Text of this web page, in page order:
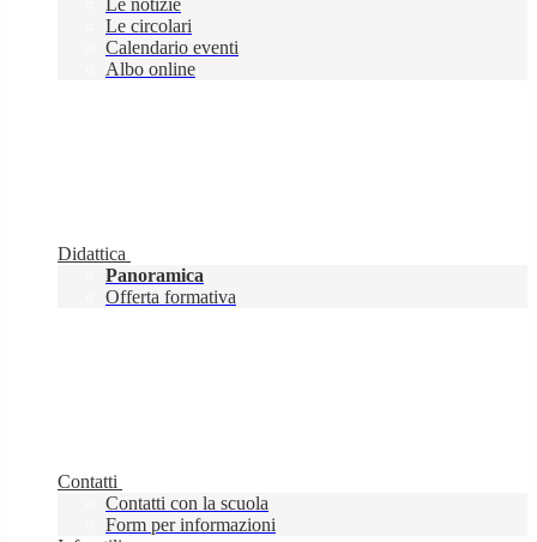
Le notizie
Le circolari
Calendario eventi
Albo online
Didattica
Panoramica
Offerta formativa
Contatti
Contatti con la scuola
Form per informazioni